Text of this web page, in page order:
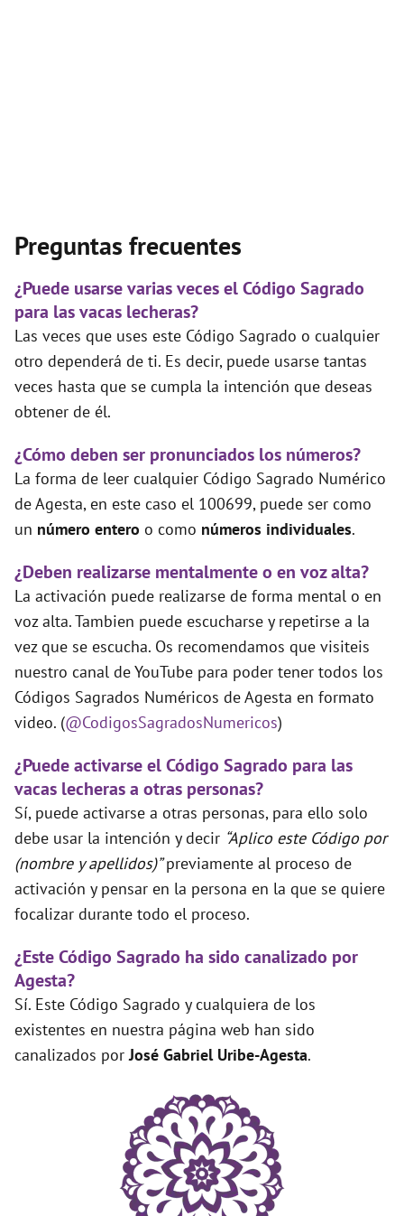
Preguntas frecuentes
¿Puede usarse varias veces el Código Sagrado
para las vacas lecheras?
Las veces que uses este Código Sagrado o cualquier
otro dependerá de ti. Es decir, puede usarse tantas
veces hasta que se cumpla la intención que deseas
obtener de él.
¿Cómo deben ser pronunciados los números?
La forma de leer cualquier Código Sagrado Numérico
de Agesta, en este caso el 100699, puede ser como
un número entero o como números individuales.
¿Deben realizarse mentalmente o en voz alta?
La activación puede realizarse de forma mental o en
voz alta. Tambien puede escucharse y repetirse a la
vez que se escucha. Os recomendamos que visiteis
nuestro canal de YouTube para poder tener todos los
Códigos Sagrados Numéricos de Agesta en formato
video. (@CodigosSagradosNumericos)
¿Puede activarse el Código Sagrado para las
vacas lecheras a otras personas?
Sí, puede activarse a otras personas, para ello solo
debe usar la intención y decir “Aplico este Código por
(nombre y apellidos)”previamente al proceso de
activación y pensar en la persona en la que se quiere
focalizar durante todo el proceso.
¿Este Código Sagrado ha sido canalizado por
Agesta?
Sí. Este Código Sagrado y cualquiera de los
existentes en nuestra página web han sido
canalizados porJosé Gabriel Uribe-Agesta.